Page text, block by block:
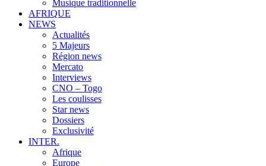
Musique traditionnelle
AFRIQUE
NEWS
Actualités
5 Majeurs
Région news
Mercato
Interviews
CNO – Togo
Les coulisses
Star news
Dossiers
Exclusivité
INTER.
Afrique
Europe